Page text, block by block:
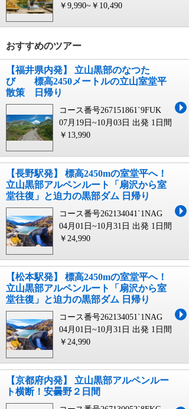
￥9,990~￥10,490
おすすめのツアー
【福井県内発】 立山黒部のなつた
び 標高2450メートルの立山室堂平
散策 日帰り
コース番号267151861`9FUK
07月19日~10月03日 出発 1日間
￥13,990
【長野駅発】 標高2450mの室堂平へ！
立山黒部アルペンルート「扇沢から室
堂往復」と迫力の黒部ダム 日帰り
コース番号262134041`1NAG
04月01日~10月31日 出発 1日間
￥24,990
【松本駅発】 標高2450mの室堂平へ！
立山黒部アルペンルート「扇沢から室
堂往復」と迫力の黒部ダム 日帰り
コース番号262134051`1NAG
04月01日~10月31日 出発 1日間
￥24,990
【京都府内発】 立山黒部アルペンルー
ト横断！安曇野２日間